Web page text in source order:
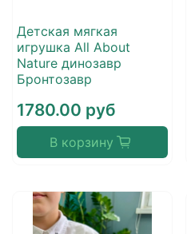
Детская мягкая
игрушка All About
Nature динозавр
Бронтозавр
1780.00 руб
В корзину